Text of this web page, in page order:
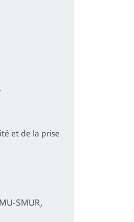
et de la prise
SMUR,